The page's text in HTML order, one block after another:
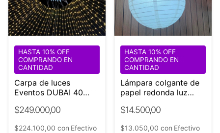
Carpa de luces
Eventos DUBAI 40
$249.000,00
HASTA 10% OFF
COMPRANDO EN
CANTIDAD
$224.100,00 con Efectivo
Lámpara colgante de
papel redonda luz
$14.500,00
HASTA 10% OFF
COMPRANDO EN
CANTIDAD
$13.050,00 con Efectivo